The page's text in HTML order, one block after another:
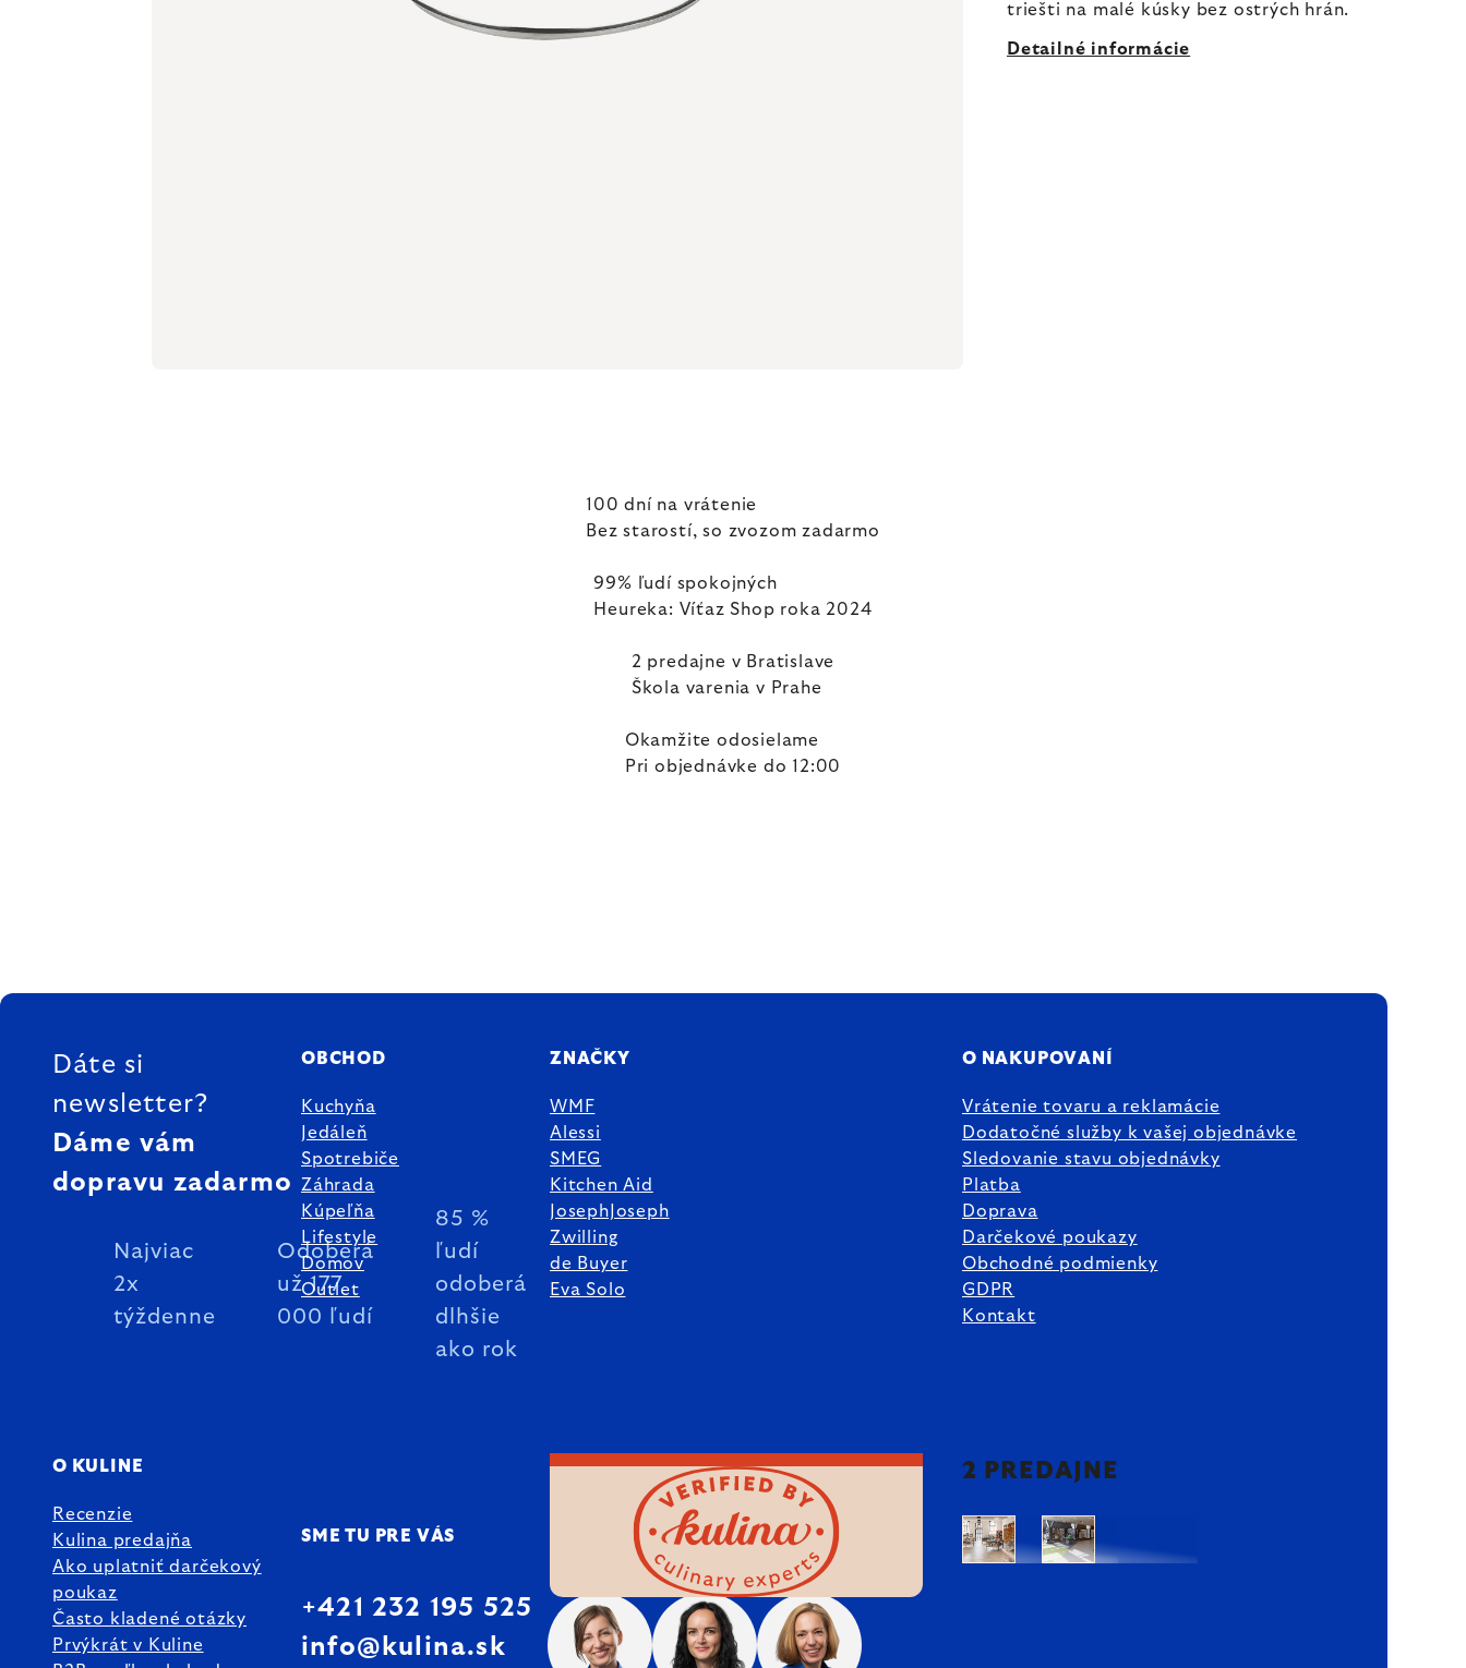
triešti na malé kúsky bez ostrých hrán.
Detailné informácie
100 dní na vrátenie
Bez starostí, so zvozom zadarmo
99% ľudí spokojných
Heureka: Víťaz Shop roka 2024
2 predajne v Bratislave
Škola varenia v Prahe
Okamžite odosielame
Pri objednávke do 12:00
ZÁPÄTIE
Dáte si
newsletter?
Dáme vám
dopravu zadarmo
Najviac
2x
týždenne
Odoberá
už 177
000 ľudí
85 %
ľudí
odoberá
dlhšie
ako rok
OBCHOD
Kuchyňa
Jedáleň
Spotrebiče
Záhrada
Kúpeľňa
Lifestyle
Domov
Outlet
ZNAČKY
WMF
Alessi
SMEG
Kitchen Aid
JosephJoseph
Zwilling
de Buyer
Eva Solo
O NAKUPOVANÍ
Vrátenie tovaru a reklamácie
Dodatočné služby k vašej objednávke
Sledovanie stavu objednávky
Platba
Doprava
Darčekové poukazy
Obchodné podmienky
GDPR
Kontakt
O KULINE
Recenzie
Kulina predajňa
Ako uplatniť darčekový
poukaz
Často kladené otázky
Prvýkrát v Kuline
SME TU PRE VÁS
+421 232 195 525
info@kulina.sk
2 PREDAJNE